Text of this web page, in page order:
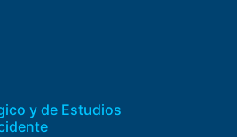
y de Estudios